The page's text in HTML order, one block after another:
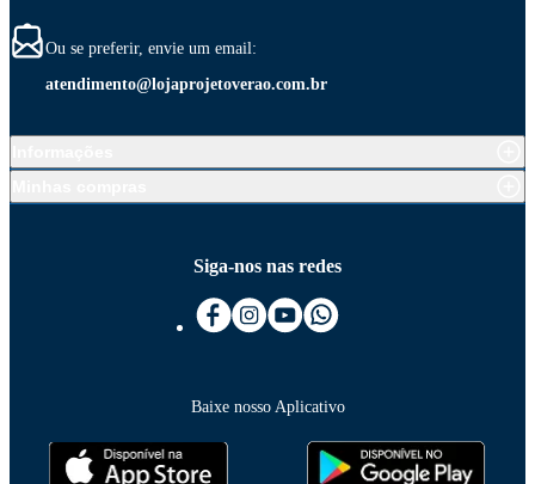
Ou se preferir, envie um email:
atendimento@lojaprojetoverao.com.br
Siga-nos nas redes
Baixe nosso Aplicativo